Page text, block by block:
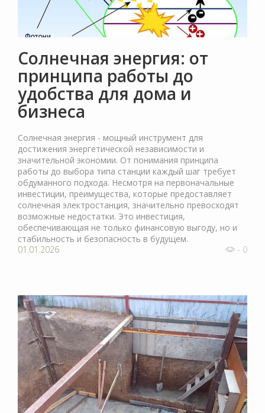
Солнечная энергия: от
принципа работы до
удобства для дома и
бизнеса
Солнечная энергия - мощный инструмент для
достижения энергетической независимости и
значительной экономии. От понимания принципа
работы до выбора типа станции каждый шаг требует
обдуманного подхода. Несмотря на первоначальные
инвестиции, преимущества, которые предоставляет
солнечная электростанция, значительно превосходят
возможные недостатки. Это инвестиция,
обеспечивающая не только финансовую выгоду, но и
стабильность и безопасность в будущем.
01.01.2026
- 0